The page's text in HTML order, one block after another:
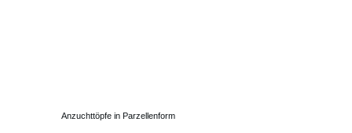
Anzuchttöpfe in Parzellenform